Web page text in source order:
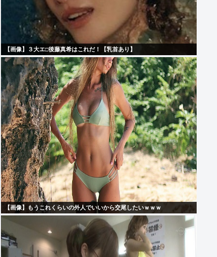
【画像】３大エ□後藤真希はこれだ！【乳首あり】
【画像】もうこれくらいの外人でいいから交尾したいｗｗｗ